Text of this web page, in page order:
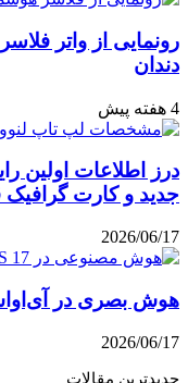
هوشمند حرفه‌ای
شخصی هوش
دیداری